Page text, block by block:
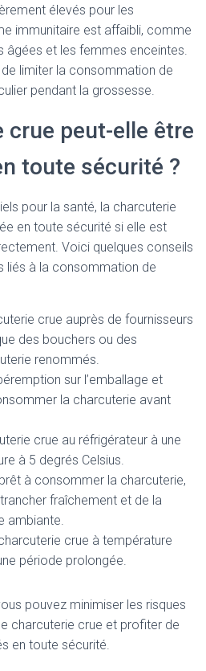
élevés pour les
immunitaire est affaibli, comme
âgées et les femmes enceintes.
limiter la consommation de
pendant la grossesse.
crue peut-elle être
toute sécurité ?
pour la santé, la charcuterie
en toute sécurité si elle est
Voici quelques conseils
liés à la consommation de
crue auprès de fournisseurs
des bouchers ou des
renommés.
sur l’emballage et
la charcuterie avant
crue au réfrigérateur à une
à 5 degrés Celsius.
à consommer la charcuterie,
fraîchement et de la
ambiante.
crue à température
période prolongée.
pouvez minimiser les risques
charcuterie crue et profiter de
en toute sécurité.